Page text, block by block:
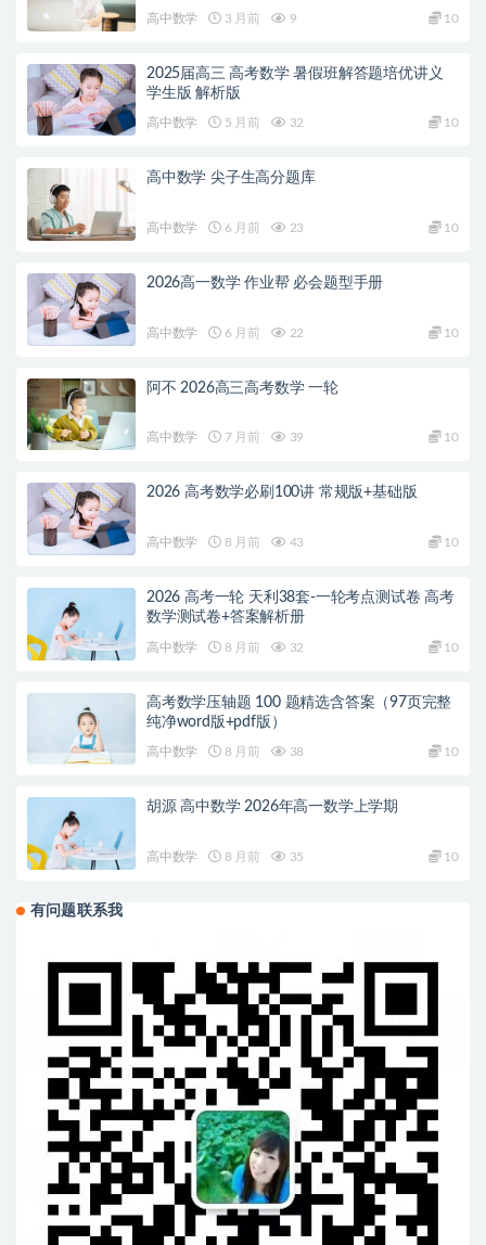
高中数学 3 月前 9 10
2025届高三 高考数学 暑假班解答题培优讲义
学生版 解析版
高中数学 5 月前 32 10
高中数学 尖子生高分题库
高中数学 6 月前 23 10
2026高一数学 作业帮 必会题型手册
高中数学 6 月前 22 10
阿不 2026高三高考数学 一轮
高中数学 7 月前 39 10
2026 高考数学必刷100讲 常规版+基础版
高中数学 8 月前 43 10
2026 高考一轮 天利38套-一轮考点测试卷 高考
数学测试卷+答案解析册
高中数学 8 月前 32 10
高考数学压轴题 100 题精选含答案（97页完整
纯净word版+pdf版）
高中数学 8 月前 38 10
胡源 高中数学 2026年高一数学上学期
高中数学 8 月前 35 10
有问题联系我